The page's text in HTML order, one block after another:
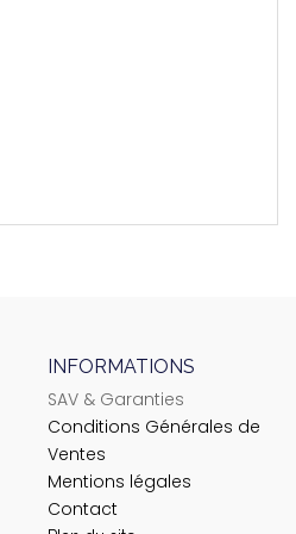
INFORMATIONS
SAV & Garanties
Conditions Générales de
Ventes
Mentions légales
Contact